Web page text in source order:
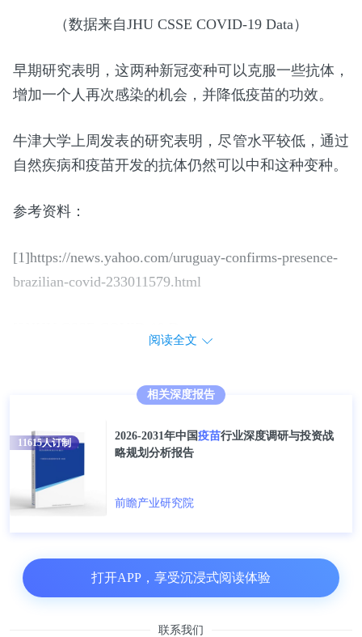
（数据来自JHU CSSE COVID-19 Data）
早期研究表明，这两种新冠变种可以克服一些抗体，
增加一个人再次感染的机会，并降低疫苗的功效。
牛津大学上周发表的研究表明，尽管水平较低，通过
自然疾病和疫苗开发的抗体仍然可以中和这种变种。
参考资料：
[1]https://news.yahoo.com/uruguay-confirms-presence-
brazilian-covid-233011579.html
立足学术前沿，远瞻产业发展。更多数据请参考前瞻
产业研究院《2021-2026年中国疫苗行业深度调研与
投资战略规划分析报告》，同时前瞻产业研究院提供
产业大数据、产业规划、产业申报、产业园区规划、
产业招商引资、IPO募投可研等解决方案。
阅读全文
相关深度报告
2026-2031年中国疫苗行业深度调研与投资战
略规划分析报告
前瞻产业研究院
11615人订制
打开APP，享受沉浸式阅读体验
联系我们